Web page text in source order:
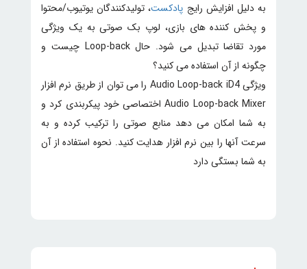
به دلیل افزایش رایج پادکست، تولیدکنندگان یوتیوب/محتوا
و پخش کننده های بازی، لوپ بک صوتی به یک ویژگی
مورد تقاضا تبدیل می شود. حال Loop-back چیست و
چگونه از آن استفاده می کنید؟
ویژگی Audio Loop-back iD4 را می توان از طریق نرم افزار
Audio Loop-back Mixer اختصاصی خود پیکربندی کرد و
به شما امکان می دهد منابع صوتی را ترکیب کرده و به
سرعت آنها را بین نرم افزار هدایت کنید. نحوه استفاده از آن
به شما بستگی دارد